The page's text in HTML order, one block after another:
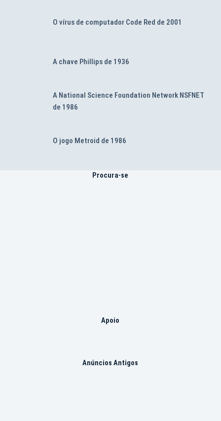
O vírus de computador Code Red de 2001
A chave Phillips de 1936
A National Science Foundation Network NSFNET
de 1986
O jogo Metroid de 1986
Procura-se
Apoio
Anúncios Antigos